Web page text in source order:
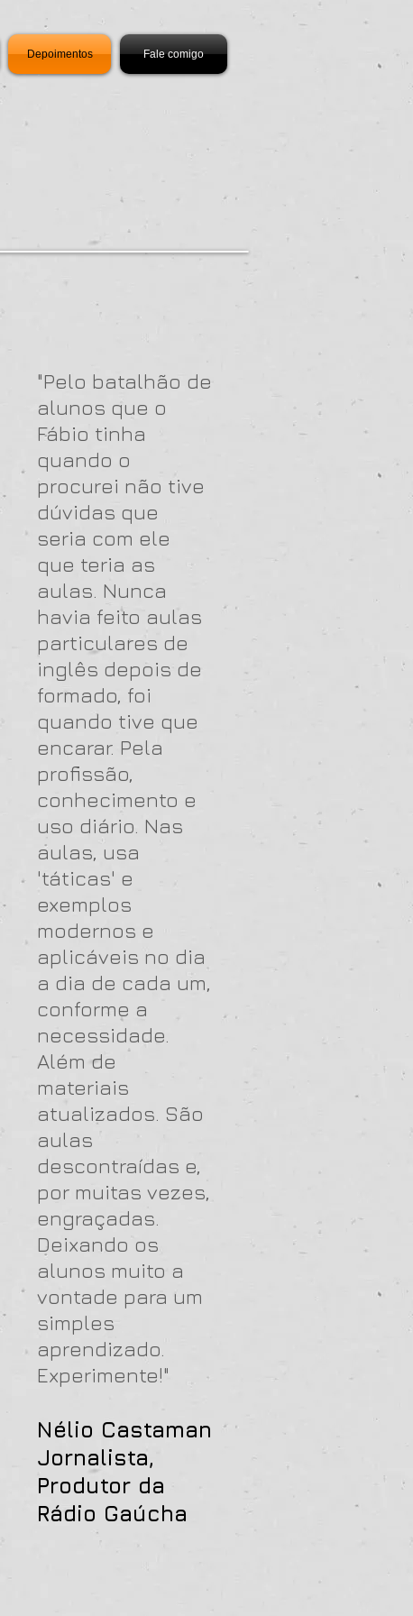
Depoimentos Fale comigo
"Pelo batalhão de
alunos que o
Fábio tinha
quando o
procurei não tive
dúvidas que
seria com ele
que teria as
aulas. Nunca
havia feito aulas
particulares de
inglês depois de
formado, foi
quando tive que
encarar. Pela
profissão,
conhecimento e
uso diário. Nas
aulas, usa
'táticas' e
exemplos
modernos e
aplicáveis no dia
a dia de cada um,
conforme a
necessidade.
Além de
materiais
atualizados. São
aulas
descontraídas e,
por muitas vezes,
engraçadas.
Deixando os
alunos muito a
vontade para um
simples
aprendizado.
Experimente!"
Nélio Castaman
Jornalista,
Produtor da
Rádio Gaúcha